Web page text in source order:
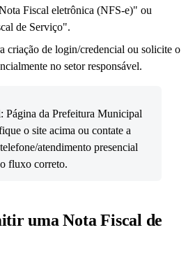
Fiscal eletrônica (NFS-e)" ou
de Serviço".
criação de login/credencial ou solicite o
no setor responsável.
da Prefeitura Municipal
o site acima ou contate a
atendimento presencial
fluxo correto.
uma Nota Fiscal de